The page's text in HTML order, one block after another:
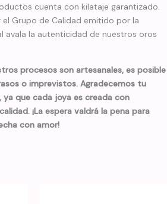
cuenta con kilataje garantizado.
Grupo de Calidad emitido por la
avala la autenticidad de nuestros oros
procesos son artesanales, es posible
o imprevistos. Agradecemos tu
que cada joya es creada con
¡La espera valdrá la pena para
con amor!